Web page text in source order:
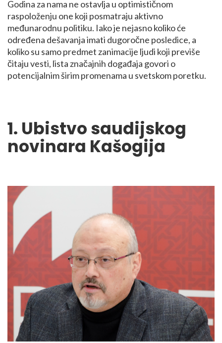
Godina za nama ne ostavlja u optimističnom
raspoloženju one koji posmatraju aktivno
međunarodnu politiku. Iako je nejasno koliko će
određena dešavanja imati dugoročne posledice, a
koliko su samo predmet zanimacije ljudi koji previše
čitaju vesti, lista značajnih događaja govori o
potencijalnim širim promenama u svetskom poretku.
1. Ubistvo saudijskog
novinara Kašogija